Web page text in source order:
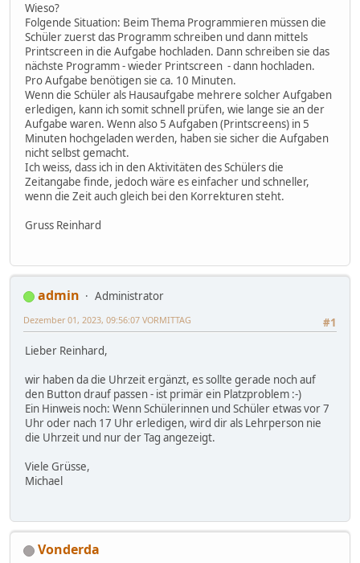
Wieso?
Folgende Situation: Beim Thema Programmieren müssen die
Schüler zuerst das Programm schreiben und dann mittels
Printscreen in die Aufgabe hochladen. Dann schreiben sie das
nächste Programm - wieder Printscreen - dann hochladen.
Pro Aufgabe benötigen sie ca. 10 Minuten.
Wenn die Schüler als Hausaufgabe mehrere solcher Aufgaben
erledigen, kann ich somit schnell prüfen, wie lange sie an der
Aufgabe waren. Wenn also 5 Aufgaben (Printscreens) in 5
Minuten hochgeladen werden, haben sie sicher die Aufgaben
nicht selbst gemacht.
Ich weiss, dass ich in den Aktivitäten des Schülers die
Zeitangabe finde, jedoch wäre es einfacher und schneller,
wenn die Zeit auch gleich bei den Korrekturen steht.
Gruss Reinhard
admin
Administrator
#1
Dezember 01, 2023, 09:56:07 VORMITTAG
Lieber Reinhard,
wir haben da die Uhrzeit ergänzt, es sollte gerade noch auf
den Button drauf passen - ist primär ein Platzproblem :-)
Ein Hinweis noch: Wenn Schülerinnen und Schüler etwas vor 7
Uhr oder nach 17 Uhr erledigen, wird dir als Lehrperson nie
die Uhrzeit und nur der Tag angezeigt.
Viele Grüsse,
Michael
Vonderda